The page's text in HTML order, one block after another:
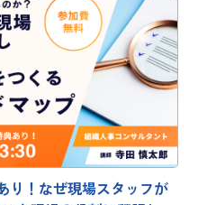
り！なぜ現場スタッフが